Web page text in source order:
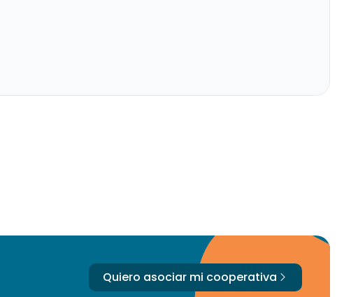
Quiero asociar mi cooperativa